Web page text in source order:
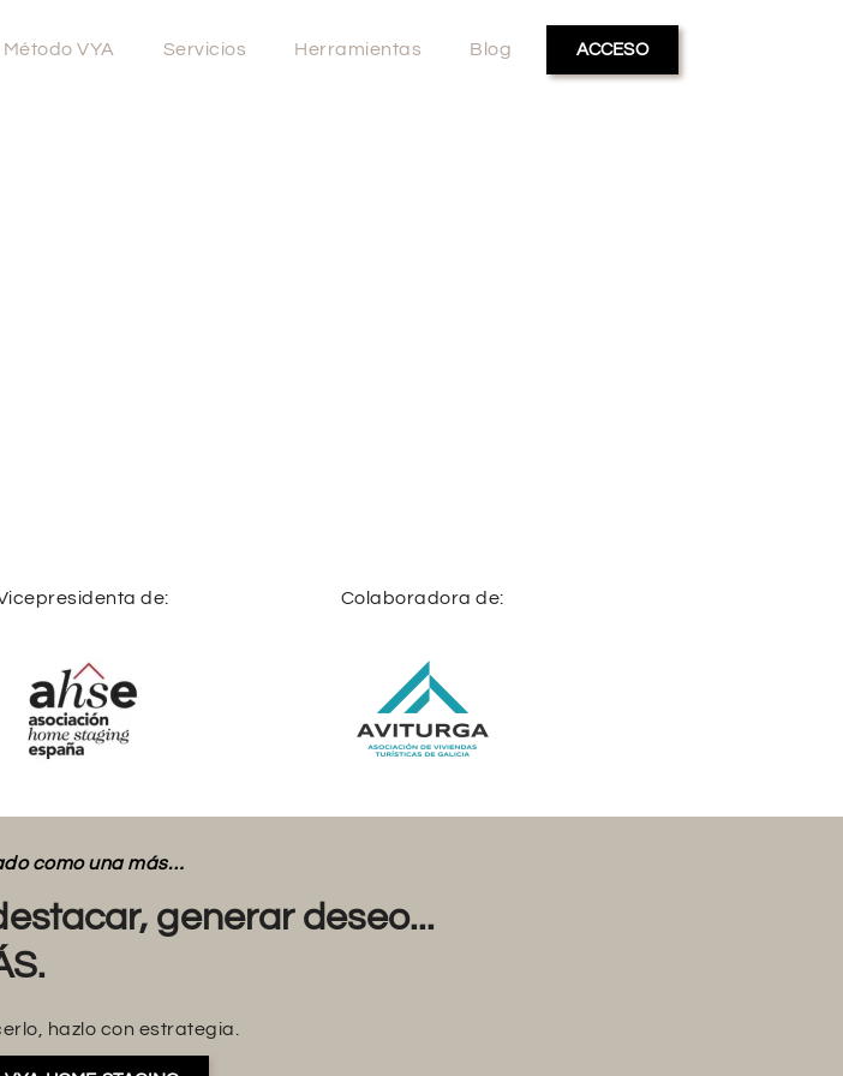
Método VYA Servicios Herramientas Blog ACCESO
de: Colaboradora de:
como una más…
generar deseo...
hazlo con estrategia.